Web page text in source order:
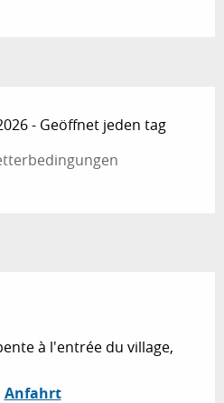
- Geöffnet jeden tag
à l'entrée du village,
Anfahrt